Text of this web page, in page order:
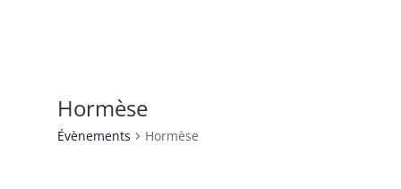
Hormèse
Évènements Hormèse